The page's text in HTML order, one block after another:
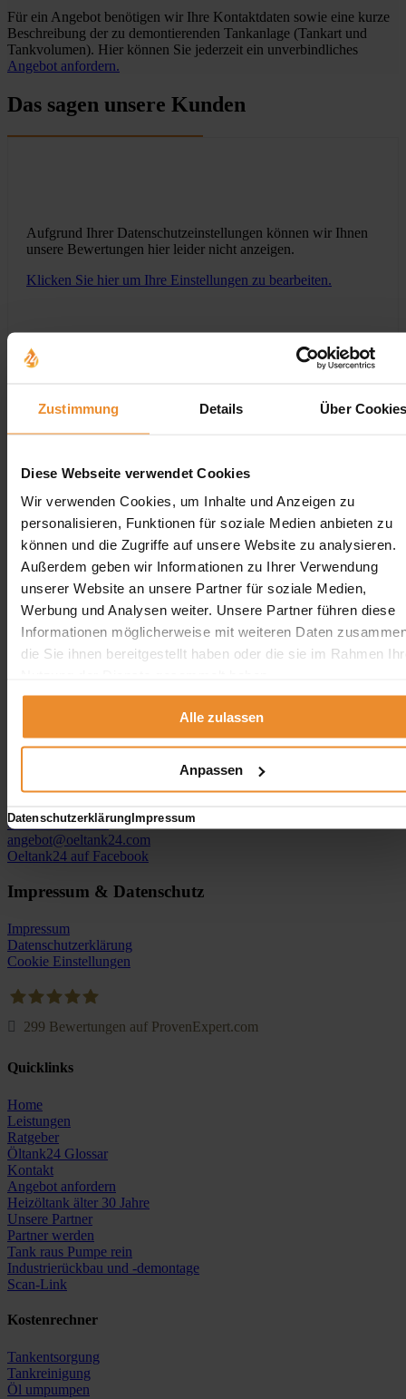
Zustimmung Details Über
Diese Webseite verwendet Cookies
Wir verwenden Cookies, um Inhalte und Anzeigen zu
personalisieren, Funktionen für soziale Medien anbieten zu
können und die Zugriffe auf unsere Website zu analysieren.
Außerdem geben wir Informationen zu Ihrer Verwendung
unserer Website an unsere Partner für soziale Medien,
Werbung und Analysen weiter. Unsere Partner führen diese
Informationen möglicherweise mit weiteren Daten
die Sie ihnen bereitgestellt haben oder die sie im Rahmen
Alle zulassen
Anpassen
DatenschutzerklärungImpressum
Für ein Angebot benötigen wir Ihre Kontaktdaten sowie eine kurze
Beschreibung der zu demontierenden Tankanlage (Tankart und
Tankvolumen). Hier können Sie jederzeit ein unverbindliches
Angebot anfordern.
Das sagen unsere Kunden
Aufgrund Ihrer Datenschutzeinstellungen können wir Ihnen
unsere Bewertungen hier leider nicht anzeigen.
Klicken Sie hier um Ihre Einstellungen zu bearbeiten.
hier!
Aufgrund Ihrer Datenschutzeinstellungen können wir Ihnen
unsere ProvenExpert Bewertungen hier leider nicht anzeigen.
Klicken Sie hier um Ihre Einstellungen zu bearbeiten.
Kontakt
Wolfgang Schlösser / Öltank24
0800 5894 97829
angebot@oeltank24.com
Oeltank24 auf Facebook
Impressum & Datenschutz
Impressum
Datenschutzerklärung
Cookie Einstellungen
299 Bewertungen auf ProvenExpert.com
Quicklinks
Home
Leistungen
Ratgeber
Öltank24 Glossar
Kontakt
Angebot anfordern
Heizöltank älter 30 Jahre
Unsere Partner
Partner werden
Tank raus Pumpe rein
Industrierückbau und -demontage
Scan-Link
Kostenrechner
Tankentsorgung
Tankreinigung
Öl umpumpen